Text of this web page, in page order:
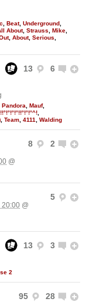
, Beat, Underground,
About, Strauss, Mike,
, About, Serious,
13 6
Pandora Mauf,
Team 4111 Walding
8 2
@
5
20:00 @
13 3
2
95 28